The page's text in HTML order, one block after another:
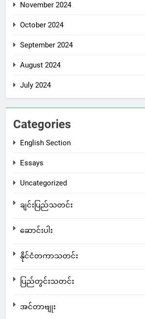
November 2024
October 2024
September 2024
August 2024
July 2024
Categories
English Section
Essays
Uncategorized
ချင်းပြည်သတင်း
ဆောင်းပါး
နိုင်ငံတကာသတင်း
ပြည်တွင်းသတင်း
အင်တာဗျုး